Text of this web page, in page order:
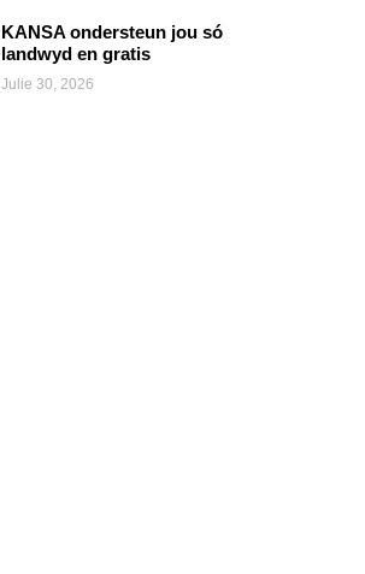
KANSA ondersteun jou só
landwyd en gratis
Julie 30, 2026